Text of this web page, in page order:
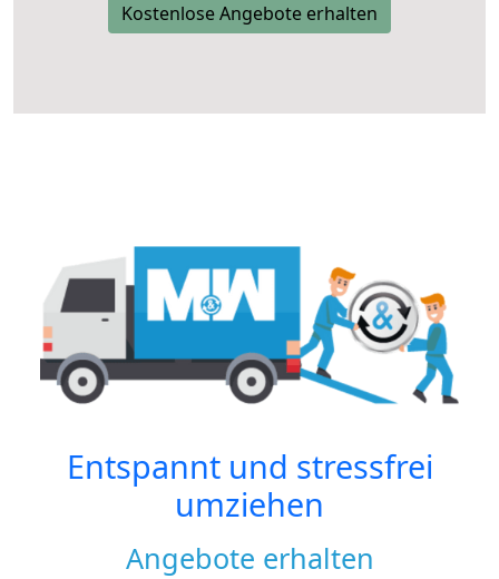
Kostenlose Angebote erhalten
Entspannt und stressfrei
umziehen
Angebote erhalten